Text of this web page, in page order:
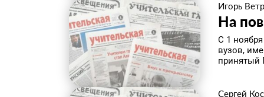
Игорь
На
С 1
вузов,
принятый
Сергей